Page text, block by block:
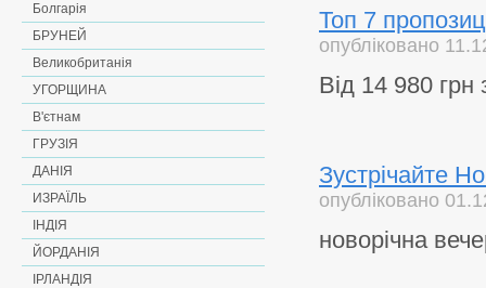
Болгарія
БРУНЕЙ
Великобританія
УГОРЩИНА
В'єтнам
ГРУЗІЯ
ДАНІЯ
ИЗРАЇЛЬ
ІНДІЯ
ЙОРДАНІЯ
ІРЛАНДІЯ
Топ 7
опубліковано
Від 14 980 грн
Зустрічайте
опубліковано
новорічна